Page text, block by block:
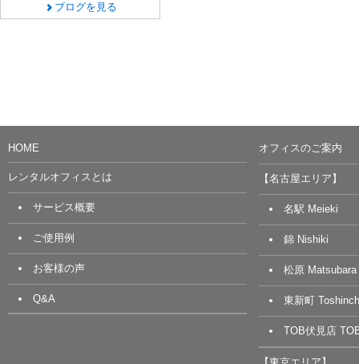
ブログを見る
HOME
レンタルオフィスとは
サービス概要
ご使用例
お客様の声
Q&A
オフィスのご案内
【名古屋エリア】
名駅 Meieki
錦 Nishiki
松原 Matsubara
東新町
TOB伏見店